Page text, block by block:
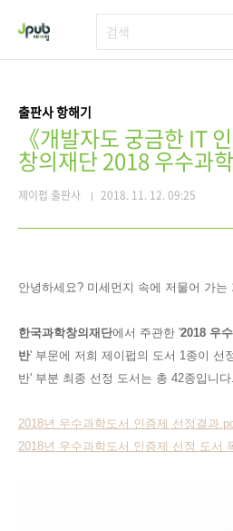
출판사 항해기
《개발자도 궁금한 IT
창의재단 2018 우수과
제이펍 출판사 2018. 11. 12. 09:25
안녕하세요? 미세먼지 속에 저물어 가
한국과학창의재단에서 주관한 '2018 우
반' 부문에 저희 제이펍의 도서 1종이 선
반' 부분 최종 선정 도서는 총 42종입니다.
2018년 우수과학도서 인증제 선정결과
2018년 우수과학도서 인증제 선정 도서